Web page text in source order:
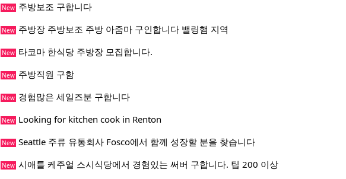
New 주방보조 구합니다
New 주방장 주방보조 주방 아줌마 구인합니다 밸링햄 지역
New 타코마 한식당 주방장 모집합니다.
New 주방직원 구함
New 경험많은 세일즈분 구합니다
New Looking for kitchen cook in Renton
New Seattle 주류 유통회사 Fosco에서 함께 성장할 분을 찾습니다
New 시애틀 케주얼 스시식당에서 경험있는 써버 구합니다. 팁 200 이상